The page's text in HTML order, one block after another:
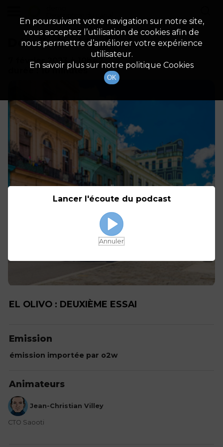
Détails De L'épisode
7 février 2023
à 10h42
durée : 10 minutes
EL OLIVO : DEUXIÈME ESSAI
Emission
émission importée par o2w
Animateurs
Jean-Christian Villey
CTO Saooti
En poursuivant votre navigation sur notre site,
vous acceptez l’utilisation de cookies afin de
nous permettre d’améliorer votre expérience
utilisateur.
En savoir plus sur notre politique Cookies
OK
Lancer l'écoute du podcast
Annuler